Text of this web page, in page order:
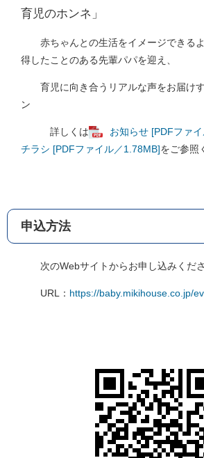
育児のホンネ」
赤ちゃんとの生活をイメージできるよ
得したことのある先輩パパを迎え、
育児に向き合うリアルな声をお届けす
ン
詳しくは お知らせ [PDFファ
チラシ [PDFファイル／1.78MB]をご参照
申込方法
次のWebサイトからお申し込みくださ
URL： https://baby.mikihouse.co.jp/